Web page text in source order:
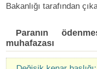
Bakanlığı tarafından
Paranın
muhafazası